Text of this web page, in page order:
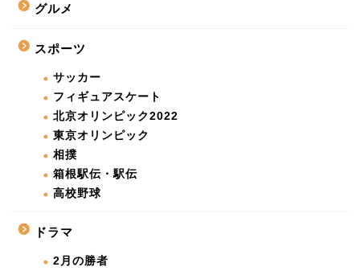
グルメ
スポーツ
サッカー
フィギュアスケート
北京オリンピック2022
東京オリンピック
相撲
箱根駅伝・駅伝
高校野球
ドラマ
2月の勝者